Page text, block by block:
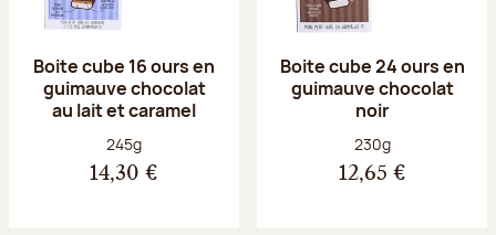
Boite cube 16 ours en
guimauve chocolat
au lait et caramel
Poids net :
245g
14,30 €
Boite cube 24 ours en
guimauve chocolat
noir
Poids net :
230g
12,65 €